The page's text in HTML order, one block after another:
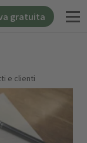
gratuita
e clienti